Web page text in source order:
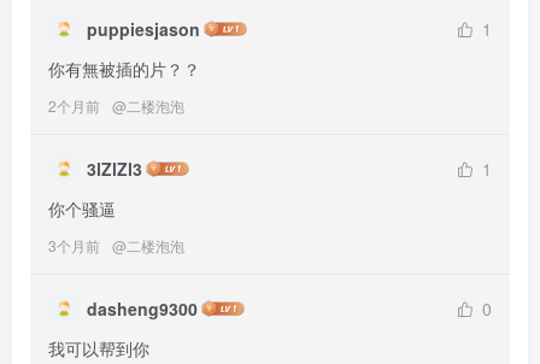
puppiesjason
1
你有無被插的片？？
2个月前 @二楼泡泡
3lZlZl3
1
你个骚逼
3个月前 @二楼泡泡
dasheng9300
0
我可以帮到你